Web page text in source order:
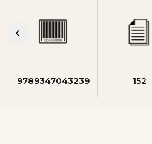
9789347043239 152